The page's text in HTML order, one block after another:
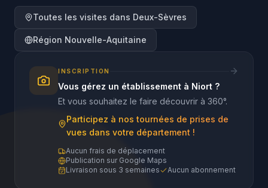
Toutes les visites dans Deux-Sèvres
Région Nouvelle-Aquitaine
INSCRIPTION
Vous gérez un établissement à Niort ?
Et vous souhaitez le faire découvrir à 360°.
Participez à nos tournées de prises de
vues dans votre département !
Aucun frais de déplacement
Publication sur Google Maps
Livraison sous 3 semaines
Aucun abonnement